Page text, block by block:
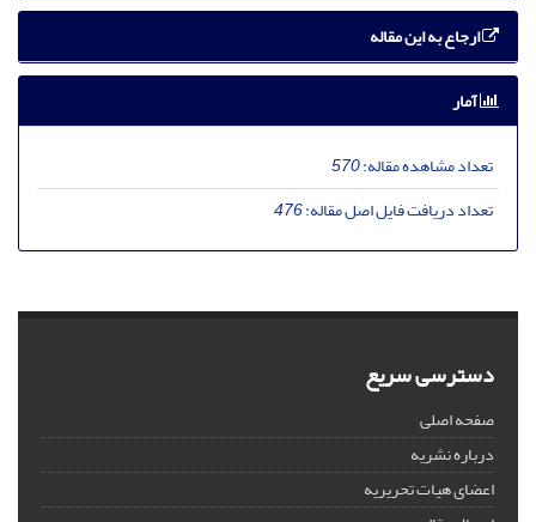
ارجاع به این مقاله
آمار
تعداد مشاهده مقاله:570
تعداد دریافت فایل اصل مقاله:476
دسترسی سریع
صفحه اصلی
درباره نشریه
اعضای هیات تحریریه